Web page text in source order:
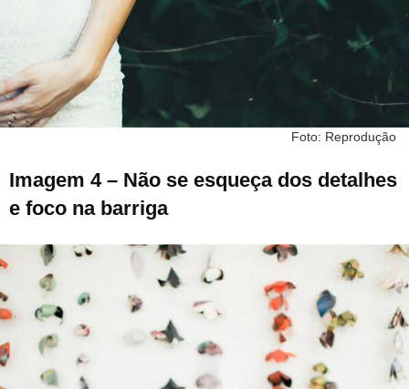
Foto: Reprodução
Imagem 4 – Não se esqueça dos detalhes
e foco na barriga